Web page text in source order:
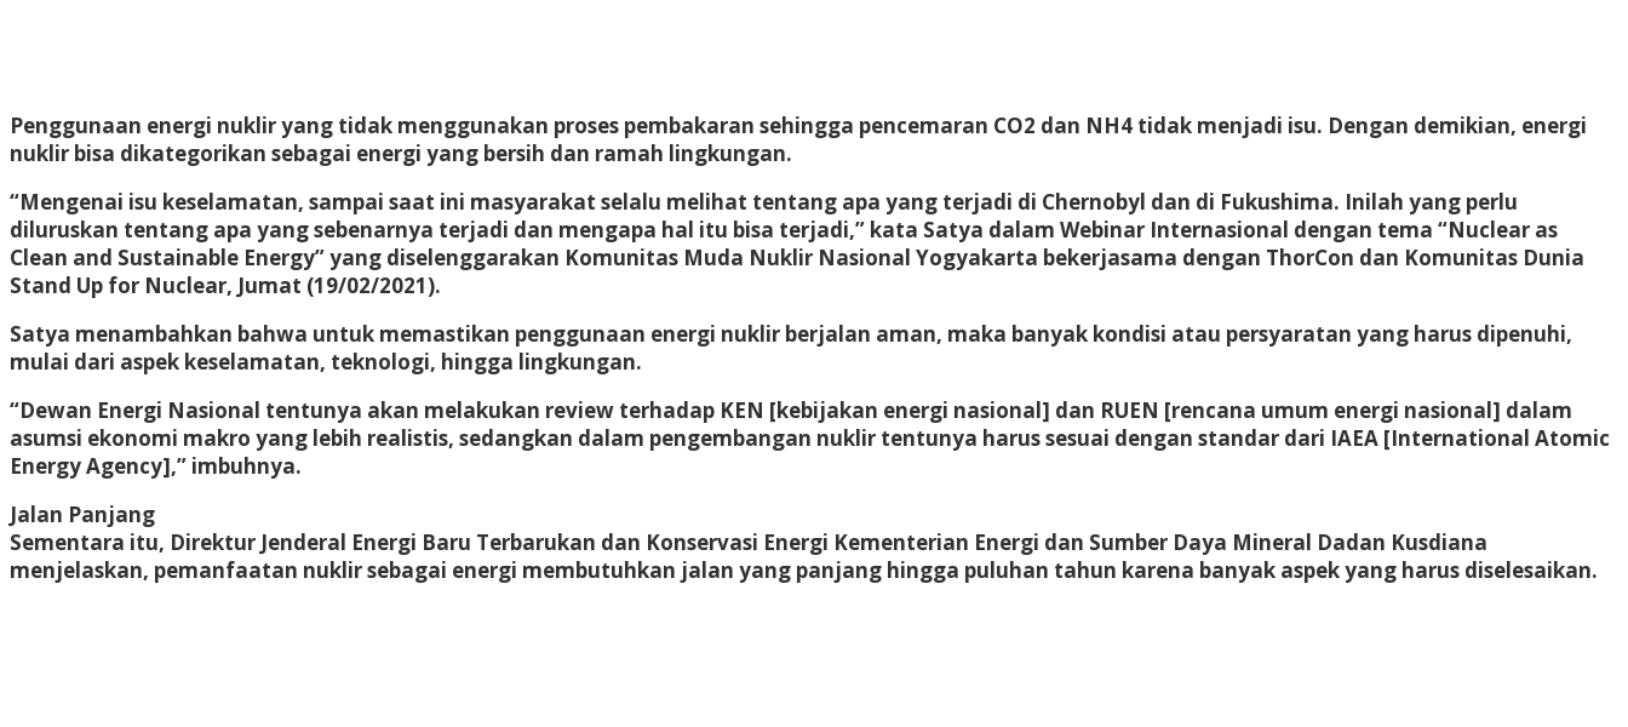
Penggunaan energi nuklir yang tidak menggunakan proses pembakaran sehingga pencemaran CO2 dan NH4 tidak menjadi isu. Dengan demikian, energi
nuklir bisa dikategorikan sebagai energi yang bersih dan ramah lingkungan.
“Mengenai isu keselamatan, sampai saat ini masyarakat selalu melihat tentang apa yang terjadi di Chernobyl dan di Fukushima. Inilah yang perlu
diluruskan tentang apa yang sebenarnya terjadi dan mengapa hal itu bisa terjadi,” kata Satya dalam Webinar Internasional dengan tema “Nuclear as
Clean and Sustainable Energy” yang diselenggarakan Komunitas Muda Nuklir Nasional Yogyakarta bekerjasama dengan ThorCon dan Komunitas Dunia
Stand Up for Nuclear, Jumat (19/02/2021).
Satya menambahkan bahwa untuk memastikan penggunaan energi nuklir berjalan aman, maka banyak kondisi atau persyaratan yang harus dipenuhi,
mulai dari aspek keselamatan, teknologi, hingga lingkungan.
“Dewan Energi Nasional tentunya akan melakukan review terhadap KEN [kebijakan energi nasional] dan RUEN [rencana umum energi nasional] dalam
asumsi ekonomi makro yang lebih realistis, sedangkan dalam pengembangan nuklir tentunya harus sesuai dengan standar dari IAEA [International Atomic
Energy Agency],” imbuhnya.
Jalan Panjang
Sementara itu, Direktur Jenderal Energi Baru Terbarukan dan Konservasi Energi Kementerian Energi dan Sumber Daya Mineral Dadan Kusdiana
menjelaskan, pemanfaatan nuklir sebagai energi membutuhkan jalan yang panjang hingga puluhan tahun karena banyak aspek yang harus diselesaikan.